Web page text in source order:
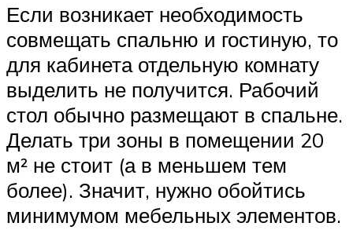
Если возникает необходимость
совмещать спальню и гостиную, то
для кабинета отдельную комнату
выделить не получится. Рабочий
стол обычно размещают в спальне.
Делать три зоны в помещении 20
м² не стоит (а в меньшем тем
более). Значит, нужно обойтись
минимумом мебельных элементов.